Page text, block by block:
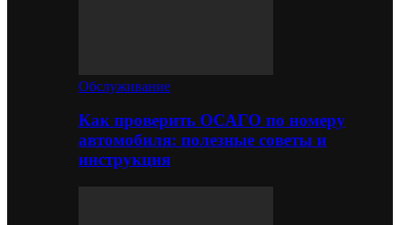
Обслуживание
Как проверить ОСАГО по номеру
автомобиля: полезные советы и
инструкция